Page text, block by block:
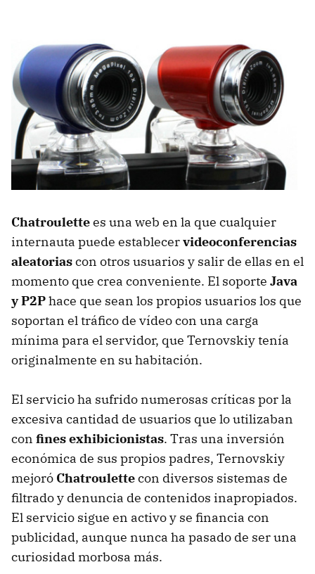
Chatroulettees una web en la que cualquier
internauta puede establecervideoconferencias
aleatoriascon otros usuarios y salir de ellas en el
momento que crea conveniente. El soporte Java
y P2Phace que sean los propios usuarios los que
soportan el tráfico de vídeo con una carga
mínima para el servidor, que Ternovskiy tenía
originalmente en su habitación.
El servicio ha sufrido numerosas críticas por la
excesiva cantidad de usuarios que lo utilizaban
con fines exhibicionistas. Tras una inversión
económica de sus propios padres, Ternovskiy
mejoró Chatroulettecon diversos sistemas de
filtrado y denuncia de contenidos inapropiados.
El servicio sigue en activo y se financia con
publicidad, aunque nunca ha pasado de ser una
curiosidad morbosa más.